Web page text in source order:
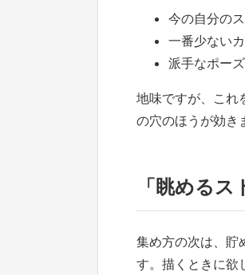
今の自分の
一番少ない
派手なポー
地味ですが、これ
の穴のほうが効き
「眺める
集め方の次は、貯
す。描くときに欲